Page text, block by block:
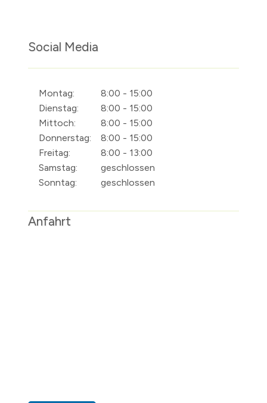
Social Media
Montag:
8:00 - 15:00
Dienstag:
8:00 - 15:00
Mittoch:
8:00 - 15:00
Donnerstag:
8:00 - 15:00
Freitag:
8:00 - 13:00
Samstag:
geschlossen
Sonntag:
geschlossen
Anfahrt